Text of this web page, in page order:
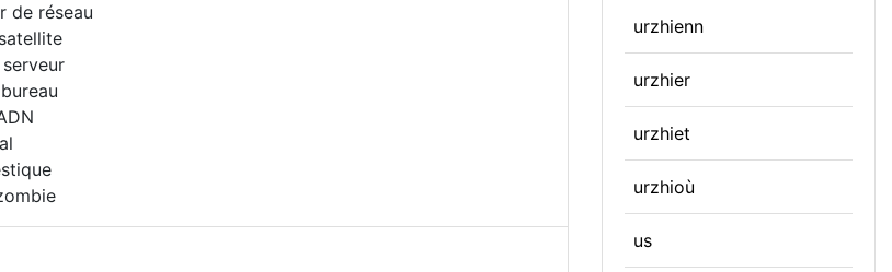
de réseau
urzhienn
urzhier
urzhiet
urzhioù
us